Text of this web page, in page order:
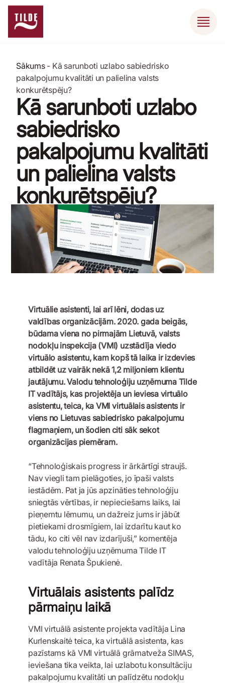
Sākums- Kā sarunboti uzlabo sabiedrisko
pakalpojumu kvalitāti un palielina valsts
konkurētspēju?
Kā sarunboti uzlabo
sabiedrisko
pakalpojumu kvalitāti
un palielina valsts
konkurētspēju?
24 aprīlis, 2023
Virtuālie asistenti, lai arī lēni, dodas uz
valdības organizācijām. 2020. gada beigās,
būdama viena no pirmajām Lietuvā, valsts
nodokļu inspekcija (VMI) uzstādīja viedo
virtuālo asistentu, kam kopš tā laika ir izdevies
atbildēt uz vairāk nekā 1,2 miljoniem klientu
jautājumu. Valodu tehnoloģiju uzņēmuma Tilde
IT vadītājs, kas projektēja un ieviesa virtuālo
asistentu, teica, ka VMI virtuālais asistents ir
viens no Lietuvas sabiedrisko pakalpojumu
flagmaņiem, un šodien citi sāk sekot
organizācijas piemēram.
“Tehnoloģiskais progress ir ārkārtīgi straujš.
Nav viegli tam pielāgoties, jo īpaši valsts
iestādēm. Pat ja jūs apzināties tehnoloģiju
sniegtās vērtības, ir nepieciešams laiks, lai
pieņemtu lēmumu, un dažreiz jums ir jābūt
pietiekami drosmīgiem, lai izdarītu kaut ko
tādu, ko citi vēl nav izdarījuši,” komentēja
valodu tehnoloģiju uzņēmuma Tilde IT
vadītāja Renata Špukienė.
Virtuālais asistents palīdz
pārmaiņu laikā
VMI virtuālā asistente projekta vadītāja Lina
Kurlenskaitė teica, ka virtuālā asistenta, kas
pazīstams kā VMI virtuālā grāmatveža SIMAS,
ieviešana tika veikta, lai uzlabotu konsultāciju
pakalpojumu kvalitāti un palīdzētu nodokļu